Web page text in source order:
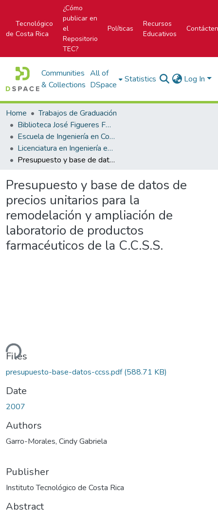
Tecnológico
de Costa Rica
¿Cómo
publicar en
el
Repositorio
TEC?
Políticas
Recursos
Educativos
Communities
& Collections
All of
DSpace
Statistics Log In
Home
Trabajos de Graduación
Biblioteca José Figueres Ferrer
Escuela de Ingeniería en Construcción
Licenciatura en Ingeniería en Construcción
Presupuesto y base de datos de precios unitarios para la remodelación y ampliación de laboratorio de productos farmacéuticos de la C.C.S.S.
Presupuesto y base de datos de
precios unitarios para la
remodelación y ampliación de
laboratorio de productos
farmacéuticos de la C.C.S.S.
Files
presupuesto-base-datos-ccss.pdf(588.71 KB)
Date
2007
Authors
Garro-Morales, Cindy Gabriela
Publisher
Instituto Tecnológico de Costa Rica
Abstract